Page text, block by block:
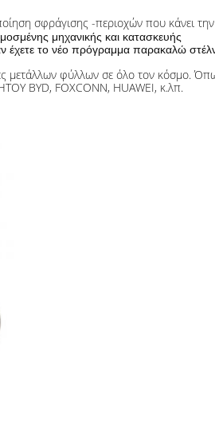
σφράγισης -περιοχών που κάνει
μηχανικής και κατασκευής
το νέο πρόγραμμα παρακαλώ
μετάλλων φύλλων σε όλο τον κόσμο.
BYD, FOXCONN, HUAWEI, κ.λπ.